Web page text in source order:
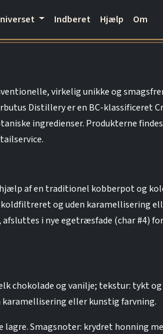
Indberet Hjælp Om
virkelig unikke og
Distillery er en BC-klassificeret
ingredienser. Produkterne
af en traditionel kobberpot og
og uden karamellisering
i nye egetræsfade (char #4)
chokolade og vanilje; tekstur: tykt
eller kunstig farvning.
lagre. Smagsnoter: krydret honning